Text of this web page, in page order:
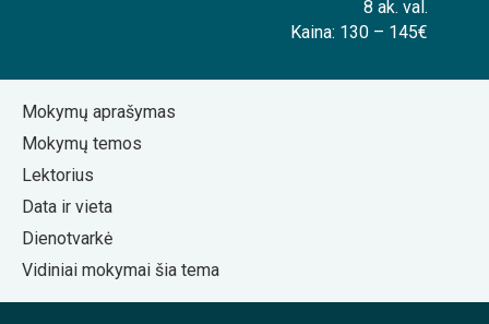
8 ak. val.
Kaina: 130 – 145€
Mokymų aprašymas
Mokymų temos
Lektorius
Data ir vieta
Dienotvarkė
Vidiniai mokymai šia tema